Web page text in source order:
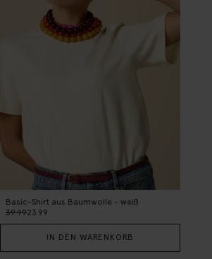
Basic-Shirt aus Baumwolle - weiß
39.9923.99
IN DEN WARENKORB